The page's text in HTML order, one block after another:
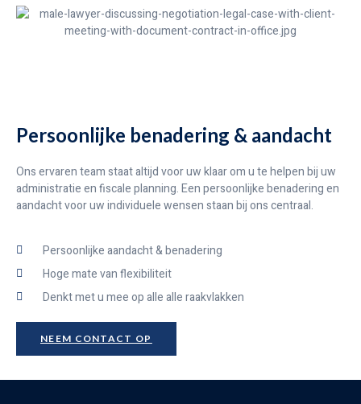
Persoonlijke benadering & aandacht
Ons ervaren team staat altijd voor uw klaar om u te helpen bij uw
administratie en fiscale planning. Een persoonlijke benadering en
aandacht voor uw individuele wensen staan bij ons centraal.
Persoonlijke aandacht & benadering
Hoge mate van flexibiliteit
Denkt met u mee op alle alle raakvlakken
NEEM CONTACT OP